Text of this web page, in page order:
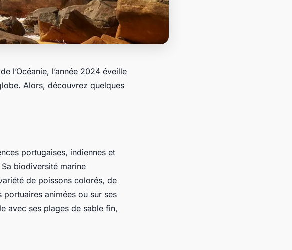
l’Océanie, l’année 2024 éveille
Alors, découvrez quelques
portugaises, indiennes et
biodiversité marine
de poissons colorés, de
animées ou sur ses
avec ses plages de sable fin,